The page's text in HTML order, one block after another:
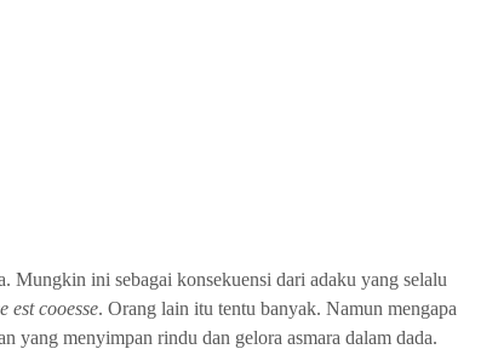
Mungkin ini sebagai konsekuensi dari adaku yang selalu
est cooesse. Orang lain itu tentu banyak. Namun mengapa
yang menyimpan rindu dan gelora asmara dalam dada.